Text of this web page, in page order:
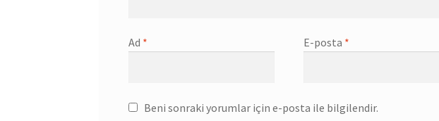
Ad * E-posta *
Beni sonraki yorumlar için e-posta ile bilgilendir.